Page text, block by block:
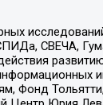
СВЕЧА,
Фонд